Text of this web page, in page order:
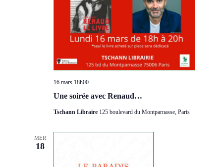
Une soirée avec Renaud…
16 mars 18h00
Tschann Libraire 125 boulevard du Montparnasse, Paris
MER
18